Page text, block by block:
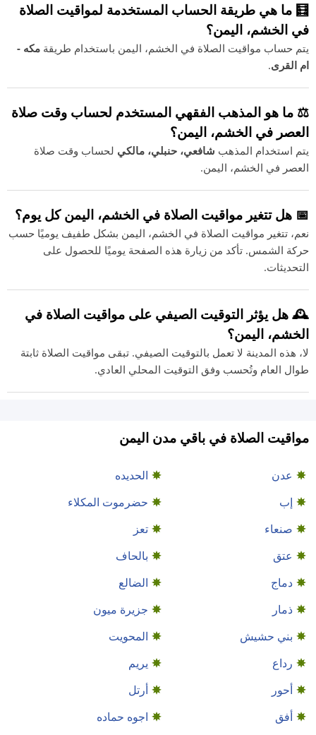
🧮 ما هي طريقة الحساب المستخدمة لمواقيت الصلاة
في الخشم، اليمن؟
يتم حساب مواقيت الصلاة في الخشم، اليمن باستخدام طريقة مكه -
ام القرى.
⚖️ ما هو المذهب الفقهي المستخدم لحساب وقت صلاة
العصر في الخشم، اليمن؟
يتم استخدام المذهب شافعي، حنبلي، مالكي لحساب وقت صلاة
العصر في الخشم، اليمن.
📅 هل تتغير مواقيت الصلاة في الخشم، اليمن كل يوم؟
نعم، تتغير مواقيت الصلاة في الخشم، اليمن بشكل طفيف يوميًا حسب
حركة الشمس. تأكد من زيارة هذه الصفحة يوميًا للحصول على
التحديثات.
🕰️ هل يؤثر التوقيت الصيفي على مواقيت الصلاة في
الخشم، اليمن؟
لا، هذه المدينة لا تعمل بالتوقيت الصيفي. تبقى مواقيت الصلاة ثابتة
طوال العام وتُحسب وفق التوقيت المحلي العادي.
مواقيت الصلاة في باقي مدن اليمن
عدن
الحديده
إب
حضرموت المكلاء
صنعاء
تعز
عتق
بالحاف
دماج
الضالع
ذمار
جزيرة ميون
بني حشيش
المحويت
رداع
يريم
أحور
أرتل
أفق
اجوه حماده